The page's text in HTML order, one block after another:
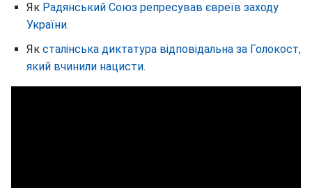
Як Радянський Союз репресував євреїв заходу
України.
Як сталінська диктатура відповідальна за Голокост,
який вчинили нацисти.